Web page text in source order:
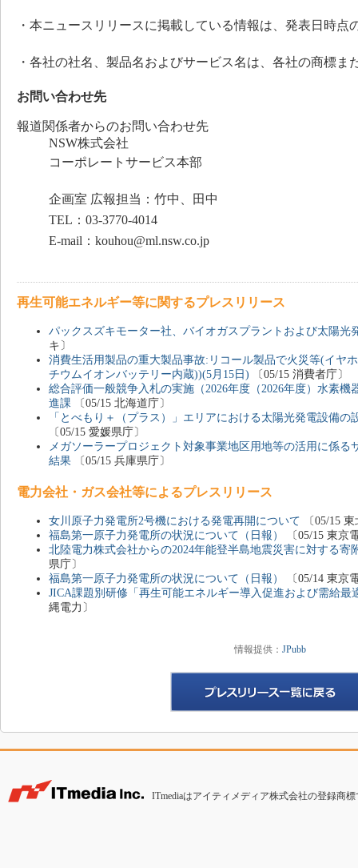
・本ニュースリリースに掲載している情報は、発表日時点
・各社の社名、製品名およびサービス名は、各社の商標ま
お問い合わせ先
報道関係者からのお問い合わせ先
NSW株式会社
コーポレートサービス本部
企画室 広報担当：竹中、田中
TEL：03-3770-4014
E-mail：kouhou@ml.nsw.co.jp
再生可能エネルギー等に関するプレスリリース
パックスズキモーター社、バイオガスプラントおよび太陽光
キ〕
消費生活用製品の重大製品事故:リコール製品で火災等(イヤ
チウムイオンバッテリー内蔵))(5月15日) 〔05/15 消費者庁〕
総合評価一般競争入札の実施（2026年度（2026年度）水素
進課 〔05/15 北海道庁〕
「とべもり＋（プラス）」エリアにおける太陽光発電設備
〔05/15 愛媛県庁〕
メガソーラープロジェクト対象事業地区用地等の活用に係る
結果 〔05/15 兵庫県庁〕
電力会社・ガス会社等によるプレスリリース
女川原子力発電所2号機における発電再開について 〔05/15
福島第一原子力発電所の状況について（日報）
〔05/15 東京
北陸電力株式会社からの2024年能登半島地震災害に対する寄
県庁〕
福島第一原子力発電所の状況について（日報）
〔05/14 東京
JICA課題別研修「再生可能エネルギー導入促進および需給最
縄電力〕
情報提供： JPubb
ITmediaはアイティメディア株式会社の登録商